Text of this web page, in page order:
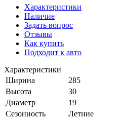
Характеристики
Наличие
Задать вопрос
Отзывы
Как купить
Подходит к авто
Характеристики
Ширина
285
Высота
30
Диаметр
19
Сезонность
Летние